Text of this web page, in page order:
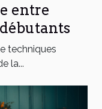
entre
techniques
la...